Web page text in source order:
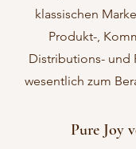
klassischen
Produkt-,
Distributions- und
wesentlich zum
Pure Joy